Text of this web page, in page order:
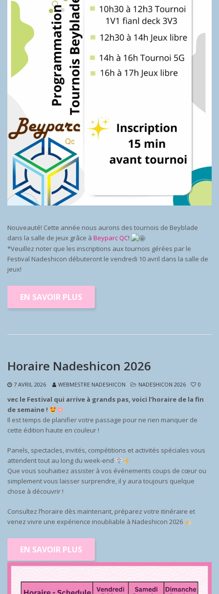
Nouveauté! Cette année nous aurons des tournois de Beyblade
dans la salle de jeux grâce à Beyparc QC!
*Veuillez noter que les inscriptions aux tournois gérées par le
Festival Nadeshicon débuteront le vendredi 10 avril dans la salle de
jeux!
EN SAVOIR PLUS
Horaire Nadeshicon 2026
7 AVRIL 2026 WEBMESTRE NADESHICON NADESHICON 2026 0
vec le Festival qui arrive à grands pas, voici l’horaire de la fin
de semaine !
Il est temps de planifier votre passage pour ne rien manquer de
cette édition haute en couleur !
Panels, spectacles, invités, compétitions et activités spéciales vous
attendent tout au long du week-end
Que vous souhaitiez assister à vos événements coups de cœur ou
simplement vous laisser surprendre, il y aura toujours quelque
chose à découvrir !
Consultez l’horaire dès maintenant, préparez votre itinéraire et
venez vivre une expérience inoubliable à Nadeshicon 2026
EN SAVOIR PLUS